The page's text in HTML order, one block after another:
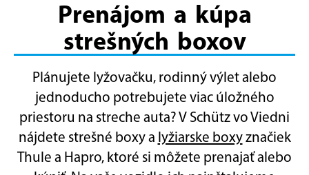
Prenájom a kúpa
strešných boxov
Plánujete lyžovačku, rodinný výlet alebo
jednoducho potrebujete viac úložného
priestoru na streche auta? V Schütz vo Viedni
nájdete strešné boxy a lyžiarske boxyznačiek
Thule a Hapro, ktoré si môžete prenajať alebo